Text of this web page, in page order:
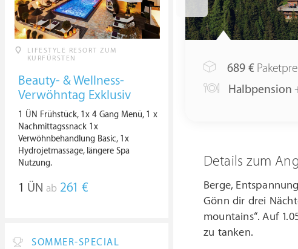
689 €
Halbpension
Details zum
Berge,
Gönn dir drei
mountains“. Auf
zu tanken.
LIFESTYLE RESORT ZUM
KURFÜRSTEN
Beauty- & Wellness-
Verwöhntag Exklusiv
1 ÜN Frühstück, 1x 4 Gang Menü, 1 x
Nachmittagssnack 1x
Verwöhnbehandlung Basic, 1x
Hydrojetmassage, längere Spa
Nutzung.
1 ÜN ab 261 €
SOMMER-SPECIAL